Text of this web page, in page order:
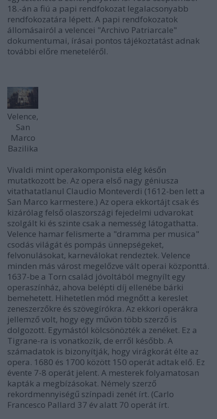
18.-án a fiú a papi rendfokozat legalacsonyabb
rendfokozatára lépett. A papi rendfokozatok
állomásairól a velencei "Archivo Patriarcale"
dokumentumai, írásai pontos tájékoztatást adnak
további előre meneteléről.
Velence,
San
Marco
Bazilika
Vivaldi mint operakomponista elég későn
mutatkozott be. Az opera első nagy géniusza
vitathatatlanul Claudio Monteverdi (1612-ben lett a
San Marco karmestere.) Az opera ekkortájt csak és
kizárólag felső olaszországi fejedelmi udvarokat
szolgált ki és szinte csak a nemesség látogathatta.
Velence hamar felismerte a "dramma per musica"
csodás világát és pompás ünnepségeket,
felvonulásokat, karneválokat rendeztek. Velence
minden más várost megelőzve vált operai központtá.
1637-be a Torn család jóvoltából megnyílt egy
operaszínház, ahova belépti díj ellenébe bárki
bemehetett. Hihetetlen mód megnőtt a kereslet
zeneszerzőkre és szövegírókra. Az ekkori operákra
jellemző volt, hogy egy művön több szerző is
dolgozott. Egymástól kölcsönözték a zenéket. Ez a
Tigrane-ra is vonatkozik, de erről később. A
számadatok is bizonyítják, hogy virágkorát élte az
opera. 1680 és 1700 között 150 operát adtak elő. Ez
évente 7-8 operát jelent. A mesterek folyamatosan
kapták a megbízásokat. Némely szerző
rekordmennyiségű színpadi zenét írt. (Carlo
Francesco Pallard 37 év alatt 70 operát írt.